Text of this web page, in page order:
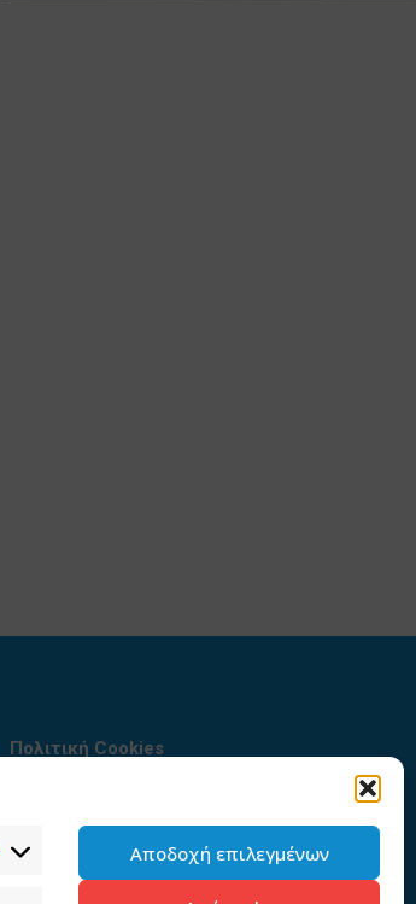
Αποδοχή επιλεγμένων
Πολιτική Cookies
Πολιτική προστασίας
προσωπικών δεδομένων του
παρόντος ιστότοπου